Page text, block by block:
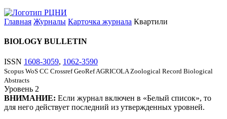
Главная Журналы Карточка журнала Квартили
BIOLOGY BULLETIN
ISSN 1608-3059, 1062-3590
Scopus WoS CC Crossref GeoRef AGRICOLA Zoological Record Biological
Abstracts
Уровень 2
ВНИМАНИЕ: Если журнал включен в «Белый список», то
для него действует последний из утвержденных уровней.